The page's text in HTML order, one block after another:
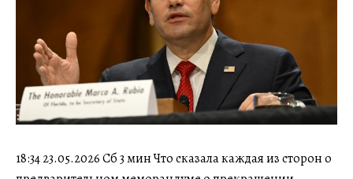
18:34 23.05.2026 Сб 3 мин Что сказала каждая из сторон о